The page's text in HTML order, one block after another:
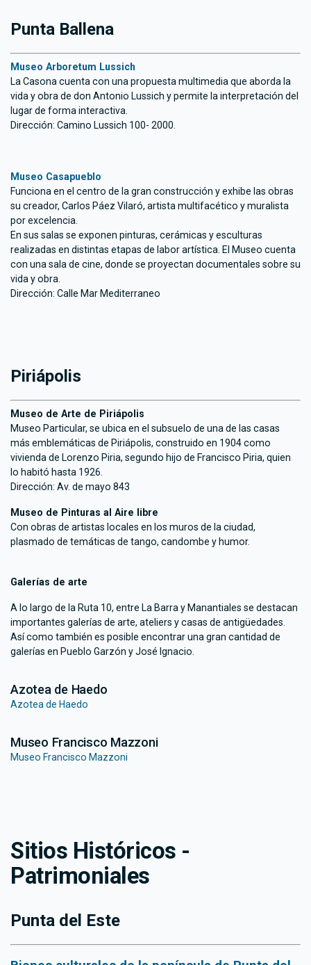
Punta Ballena
Museo Arboretum Lussich
La Casona cuenta con una propuesta multimedia que aborda la
vida y obra de don Antonio Lussich y permite la interpretación del
lugar de forma interactiva.
Dirección: Camino Lussich 100- 2000.
Museo Casapueblo
Funciona en el centro de la gran construcción y exhibe las obras
su creador, Carlos Páez Vilaró, artista multifacético y muralista
por excelencia.
En sus salas se exponen pinturas, cerámicas y esculturas
realizadas en distintas etapas de labor artística. El Museo cuenta
con una sala de cine, donde se proyectan documentales sobre su
vida y obra.
Dirección: Calle Mar Mediterraneo
Piriápolis
Museo de Arte de Piriápolis
Museo Particular, se ubica en el subsuelo de una de las casas
más emblemáticas de Piriápolis, construido en 1904 como
vivienda de Lorenzo Piria, segundo hijo de Francisco Piria, quien
lo habitó hasta 1926.
Dirección: Av. de mayo 843
Museo de Pinturas al Aire libre
Con obras de artistas locales en los muros de la ciudad,
plasmado de temáticas de tango, candombe y humor.
Galerías de arte
A lo largo de la Ruta 10, entre La Barra y Manantiales se destacan
importantes galerías de arte, ateliers y casas de antigüedades.
Así como también es posible encontrar una gran cantidad de
galerías en Pueblo Garzón y José Ignacio.
Azotea de Haedo
Azotea de Haedo
Museo Francisco Mazzoni
Museo Francisco Mazzoni
Sitios Históricos -
Patrimoniales
Punta del Este